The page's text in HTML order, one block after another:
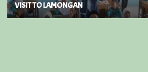
VISIT TO LAMONGAN